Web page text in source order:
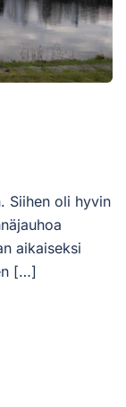
Siihen oli hyvin
aikaiseksi
[…]